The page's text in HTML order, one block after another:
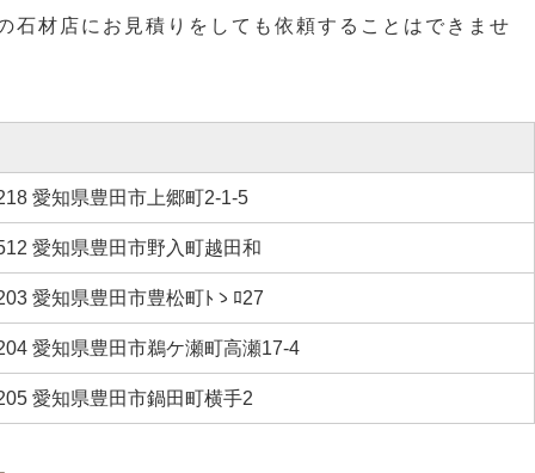
石材店にお見積りをしても依頼することはできませ
愛知県豊田市上郷町2-1-5
愛知県豊田市野入町越田和
愛知県豊田市豊松町ﾄゝﾛ27
愛知県豊田市鵜ケ瀬町高瀬17-4
愛知県豊田市鍋田町横手2